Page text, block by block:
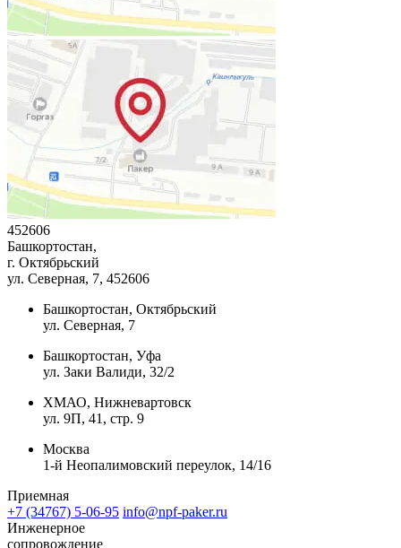
452606
Башкортостан,
г. Октябрьский
ул. Северная, 7, 452606
Башкортостан, Октябрьский
ул. Северная, 7
Башкортостан, Уфа
ул. Заки Валиди, 32/2
ХМАО, Нижневартовск
ул. 9П, 41, стр. 9
Москва
1-й Неопалимовский переулок, 14/16
Приемная
+7 (34767) 5-06-95 info@npf-paker.ru
Инженерное
сопровождение